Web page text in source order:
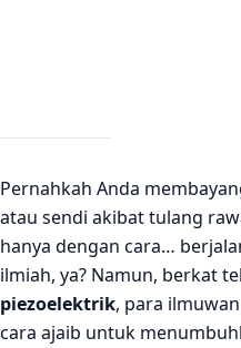
Pernahkah Anda
atau sendi akibat tulang
hanya dengan cara…
ilmiah, ya? Namun, berkat
piezoelektrik, para
cara ajaib untuk